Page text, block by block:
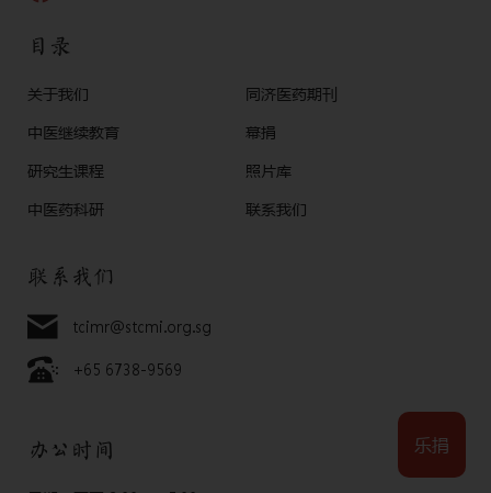
目录
关于我们
中医继续教育
研究生课程
中医药科研
同济医药期刊
幕捐
照片库
联系我们
联系我们
tcimr@stcmi.org.sg
+65 6738-9569
办公时间 乐捐